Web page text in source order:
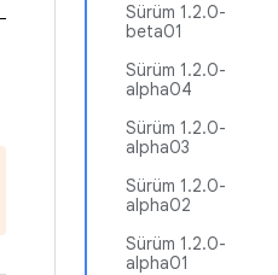
Sürüm 1.2.0-
beta01
Sürüm 1.2.0-
alpha04
Sürüm 1.2.0-
alpha03
Sürüm 1.2.0-
alpha02
Sürüm 1.2.0-
alpha01